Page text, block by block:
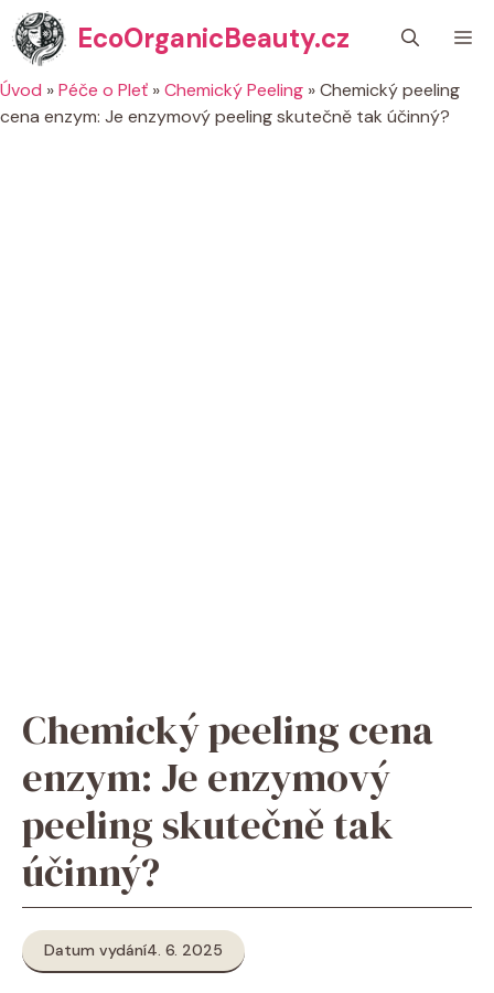
Přeskočit
na
obsah
EcoOrganicBeauty.cz
Úvod »Péče o Pleť »Chemický Peeling »Chemický peeling
cena enzym: Je enzymový peeling skutečně tak účinný?
Chemický peeling cena
enzym: Je enzymový
peeling skutečně tak
účinný?
Datum vydání4. 6. 2025